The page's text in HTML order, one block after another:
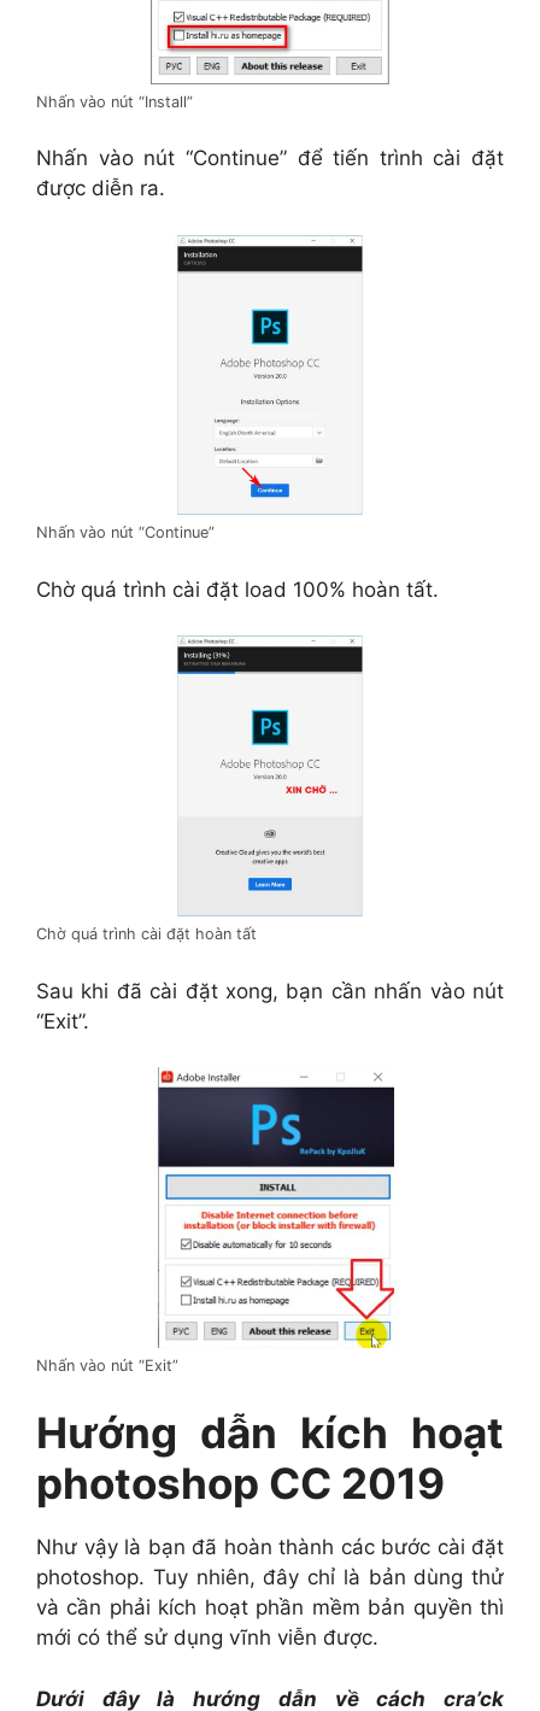
Nhấn vào nút “Install”
Nhấn vào nút “Continue” để tiến trình cài đặt
được diễn ra.
Nhấn vào nút “Continue”
Chờ quá trình cài đặt load 100% hoàn tất.
Chờ quá trình cài đặt hoàn tất
Sau khi đã cài đặt xong, bạn cần nhấn vào nút
“Exit”.
Nhấn vào nút “Exit”
Hướng dẫn kích hoạt
photoshop CC 2019
Như vậy là bạn đã hoàn thành các bước cài đặt
photoshop. Tuy nhiên, đây chỉ là bản dùng thử
và cần phải kích hoạt phần mềm bản quyền thì
mới có thể sử dụng vĩnh viễn được.
Dưới đây là hướng dẫn về cách cra’ck